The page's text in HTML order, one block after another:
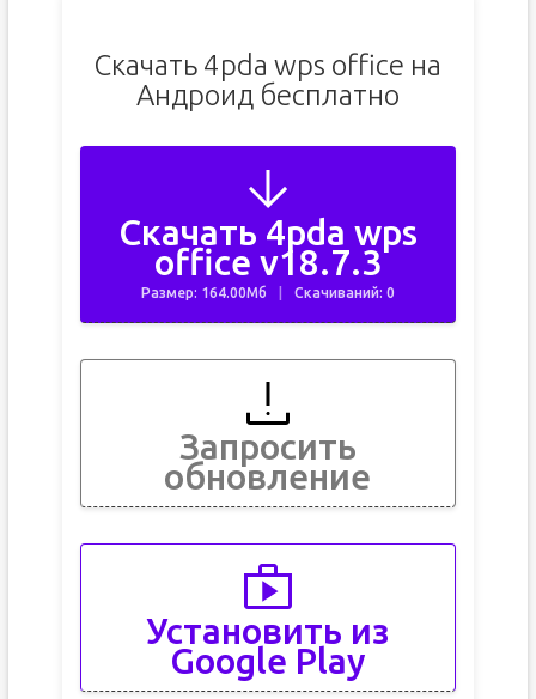
Скачать 4pda wps office на
Андроид бесплатно
Скачать 4pda wps
office v18.7.3
Размер: 164.00Мб Скачиваний: 0
Запросить
обновление
Установить из
Google Play